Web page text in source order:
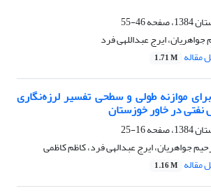
46-55
جواهریان، ایرج عبداللهی فرد
مقاله 1.71 M
موازنه طولی و سطحی تفسیر لرزه‌نگاری
در خاور خوزستان
16-25
جواهریان، ایرج عبدالهی فرد، کاظم کاظمی
مقاله 1.16 M